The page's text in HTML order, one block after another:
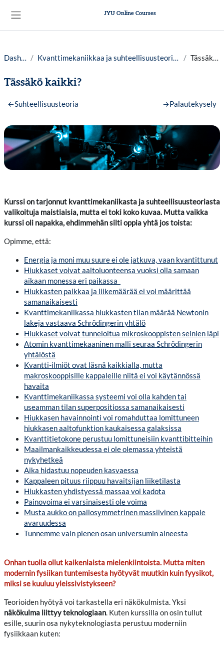
JYU Online Courses
Dashboard Kvanttimekaniikkaa ja suhteellisuusteoriaa yleissivistävästi, lv. 25-26 Tässäkö kaikki?
Tässäkö kaikki?
Section outline
←Suhteellisuusteoria →Palautekysely
Kurssi on tarjonnut kvanttimekaniikasta ja suhteellisuusteoriasta
valikoituja maistiaisia, mutta ei toki koko kuvaa. Mutta vaikka
kurssi oli napakka, ehdimmehän silti oppia yhtä jos toista:
Opimme, että:
Energia ja moni muu suure ei ole jatkuva, vaan kvantittunut
Hiukkaset voivat aaltoluonteensa vuoksi olla samaan
aikaan monessa eri paikassa
Hiukkasten paikkaa ja liikemäärää ei voi määrittää
samanaikaisesti
Kvanttimekaniikassa hiukkasten tilan määrää Newtonin
lakeja vastaava Schrödingerin yhtälö
Hiukkaset voivat tunneloitua mikroskooppisten seinien läpi
Atomin kvanttimekaaninen malli seuraa Schrödingerin
yhtälöstä
Kvantti-ilmiöt ovat läsnä kaikkialla, mutta
makroskooppisille kappaleille niitä ei voi käytännössä
havaita
Kvanttimekaniikassa systeemi voi olla kahden tai
useamman tilan superpositiossa samanaikaisesti
Hiukkasen havainnointi voi romahduttaa lomittuneen
hiukkasen aaltofunktion kaukaisessa galaksissa
Kvanttitietokone perustuu lomittuneisiin kvanttibitteihin
Maailmankaikkeudessa ei ole olemassa yhteistä
nykyhetkeä
Aika hidastuu nopeuden kasvaessa
Kappaleen pituus riippuu havaitsijan liiketilasta
Hiukkasten yhdistyessä massaa voi kadota
Painovoima ei varsinaisesti ole voima
Musta aukko on pallosymmetrinen massiivinen kappale
avaruudessa
Tunnemme vain pienen osan universumin aineesta
Onhan tuolla ollut kaikenlaista mielenkiintoista. Mutta miten
modernin fysiikan tuntemisesta hyötyvät muutkin kuin fyysikot,
miksi se kuuluu yleissivistykseen?
Teorioiden hyötyä voi tarkastella eri näkökulmista. Yksi
näkökulma liittyy teknologiaan. Kuten kurssilla on osin tullut
esille, suurin osa nykyteknologiasta perustuu moderniin
fysiikkaan kuten: